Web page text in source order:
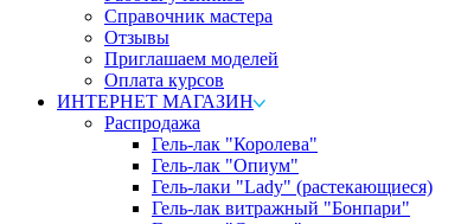
Справочник мастера
Отзывы
Приглашаем моделей
Оплата курсов
ИНТЕРНЕТ МАГАЗИН
Распродажа
Гель-лак "Королева"
Гель-лак "Опиум"
Гель-лаки "Lady" (растекающиеся)
Гель-лак витражный "Бонпари"